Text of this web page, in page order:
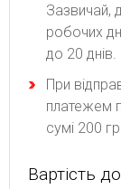
Зазвичай,
робочих
до 20 днів.
При
платежем
сумі 200
Вартість